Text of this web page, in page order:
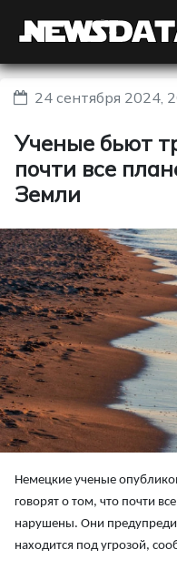
24 сентября 2024,
Ученые бьют
почти все
Земли
Немецкие ученые
говорят о том, что почти
нарушены. Они
находится под угрозой,